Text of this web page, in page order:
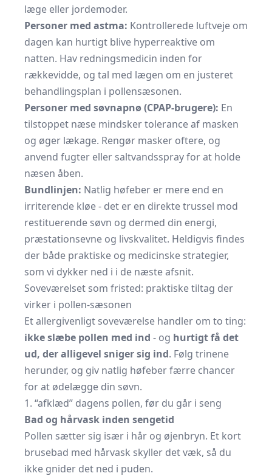
læge eller jordemoder.
Personer med astma: Kontrollerede luftveje om
dagen kan hurtigt blive hyperreaktive om
natten. Hav redningsmedicin inden for
rækkevidde, og tal med lægen om en justeret
behandlingsplan i pollensæsonen.
Personer med søvnapnø (CPAP-brugere): En
tilstoppet næse mindsker tolerance af masken
og øger lækage. Rengør masker oftere, og
anvend fugter eller saltvandsspray for at holde
næsen åben.
Bundlinjen: Natlig høfeber er mere end en
irriterende kløe - det er en direkte trussel mod
restituerende søvn og dermed din energi,
præstationsevne og livskvalitet. Heldigvis findes
der både praktiske og medicinske strategier,
som vi dykker ned i i de næste afsnit.
Soveværelset som fristed: praktiske tiltag der
virker i pollen-sæsonen
Et allergivenligt soveværelse handler om to ting:
ikke slæbe pollen med ind - og hurtigt få det
ud, der alligevel sniger sig ind. Følg trinene
herunder, og giv natlig høfeber færre chancer
for at ødelægge din søvn.
1. “afklæd” dagens pollen, før du går i seng
Bad og hårvask inden sengetid
Pollen sætter sig især i hår og øjenbryn. Et kort
brusebad med hårvask skyller det væk, så du
ikke gnider det ned i puden.